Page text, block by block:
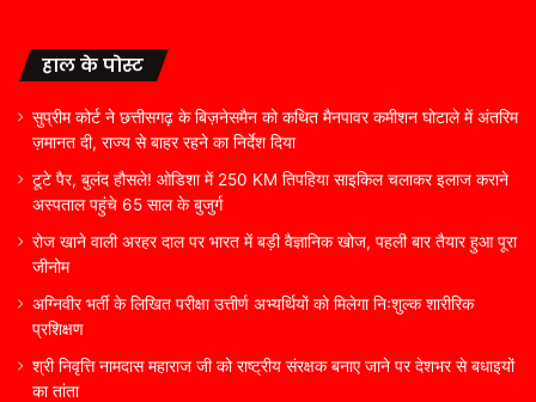
हाल के पोस्ट
सुप्रीम कोर्ट ने छत्तीसगढ़ के बिज़नेसमैन को कथित मैनपावर कमीशन घोटाले में अंतरिम
ज़मानत दी, राज्य से बाहर रहने का निर्देश दिया
टूटे पैर, बुलंद हौसले! ओडिशा में 250 KM तिपहिया साइकिल चलाकर इलाज कराने
अस्पताल पहुंचे 65 साल के बुजुर्ग
रोज खाने वाली अरहर दाल पर भारत में बड़ी वैज्ञानिक खोज, पहली बार तैयार हुआ पूरा
जीनोम
अग्निवीर भर्ती के लिखित परीक्षा उत्तीर्ण अभ्यर्थियों को मिलेगा निःशुल्क शारीरिक
प्रशिक्षण
श्री निवृत्ति नामदास महाराज जी को राष्ट्रीय संरक्षक बनाए जाने पर देशभर से बधाइयों
का तांता